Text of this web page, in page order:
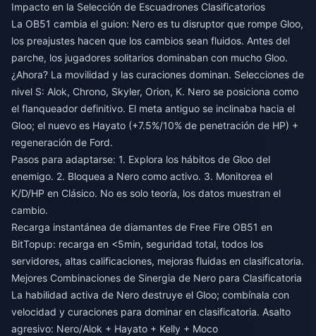
Impacto en la Selección de Escuadrones Clasificatorios
La OB51 cambia el guion: Nero es tu disruptor que rompe Gloo,
los preajustes hacen que los cambios sean fluidos. Antes del
parche, los jugadores solitarios dominaban con mucho Gloo.
¿Ahora? La movilidad y las curaciones dominan. Selecciones de
nivel S: Alok, Chrono, Skyler, Orion, K. Nero se posiciona como
el flanqueador definitivo. El meta antiguo se inclinaba hacia el
Gloo; el nuevo es Hayato (+7.5%/10% de penetración de HP) +
regeneración de Ford.
Pasos para adaptarse: 1. Explora los hábitos de Gloo del
enemigo. 2. Bloquea a Nero como activo. 3. Monitorea el
K/D/HP en Clásico. No es solo teoría, los datos muestran el
cambio.
Recarga instantánea de diamantes de Free Fire OB51 en
BitTopup: recarga en <5min, seguridad total, todos los
servidores, altas calificaciones, mejoras fluidas en clasificatoria.
Mejores Combinaciones de Sinergia de Nero para Clasificatoria
La habilidad activa de Nero destruye el Gloo; combínala con
velocidad y curaciones para dominar en clasificatoria. Asalto
agresivo: Nero/Alok + Hayato + Kelly + Moco